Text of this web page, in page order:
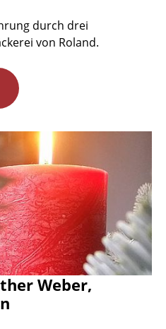
durch drei
von Roland.
Weber,